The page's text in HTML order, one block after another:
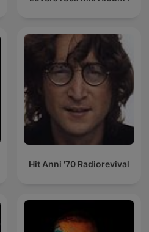
Hit Anni '70 Radiorevival